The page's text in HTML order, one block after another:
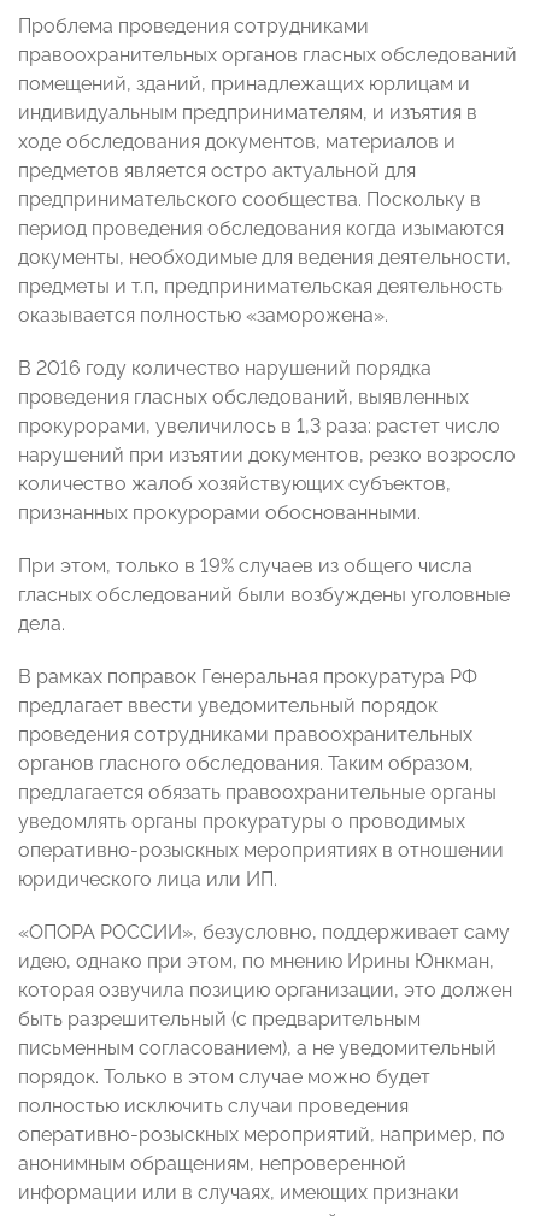
Проблема проведения сотрудниками
правоохранительных органов гласных обследований
помещений, зданий, принадлежащих юрлицам и
индивидуальным предпринимателям, и изъятия в
ходе обследования документов, материалов и
предметов является остро актуальной для
предпринимательского сообщества. Поскольку в
период проведения обследования когда изымаются
документы, необходимые для ведения деятельности,
предметы и т.п, предпринимательская деятельность
оказывается полностью «заморожена».
В 2016 году количество нарушений порядка
проведения гласных обследований, выявленных
прокурорами, увеличилось в 1,3 раза: растет число
нарушений при изъятии документов, резко возросло
количество жалоб хозяйствующих субъектов,
признанных прокурорами обоснованными.
При этом, только в 19% случаев из общего числа
гласных обследований были возбуждены уголовные
дела.
В рамках поправок Генеральная прокуратура РФ
предлагает ввести уведомительный порядок
проведения сотрудниками правоохранительных
органов гласного обследования. Таким образом,
предлагается обязать правоохранительные органы
уведомлять органы прокуратуры о проводимых
оперативно-розыскных мероприятиях в отношении
юридического лица или ИП.
«ОПОРА РОССИИ», безусловно, поддерживает саму
идею, однако при этом, по мнению Ирины Юнкман,
которая озвучила позицию организации, это должен
быть разрешительный (с предварительным
письменным согласованием), а не уведомительный
порядок. Только в этом случае можно будет
полностью исключить случаи проведения
оперативно-розыскных мероприятий, например, по
анонимным обращениям, непроверенной
информации или в случаях, имеющих признаки